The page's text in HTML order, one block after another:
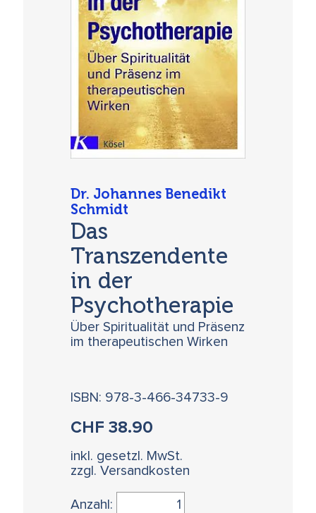
Dr. Johannes Benedikt
Schmidt
Das
Transzendente
in der
Psychotherapie
Über Spiritualität und Präsenz
im therapeutischen Wirken
ISBN: 978-3-466-34733-9
CHF38.90
inkl. gesetzl. MwSt.
zzgl. Versandkosten
Anzahl: